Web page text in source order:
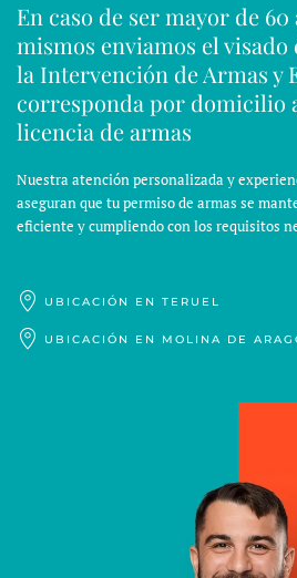
En caso de ser mayor de
mismos enviamos el visado
la Intervención de Armas y
corresponda por domicilio
licencia de armas
Nuestra atención personalizada y
aseguran que tu permiso de armas se
eficiente y cumpliendo con los requisitos
UBICACIÓN EN TERUEL
UBICACIÓN EN MOLINA DE